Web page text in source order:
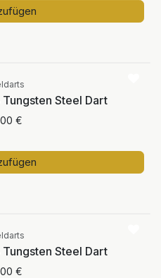
Tungsten Steel Dart
€
Tungsten Steel Dart
€